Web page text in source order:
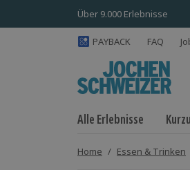
Über 9.000 Erlebnisse
PAYBACK FAQ
Alle Erlebnisse
Home / Essen & Trinken